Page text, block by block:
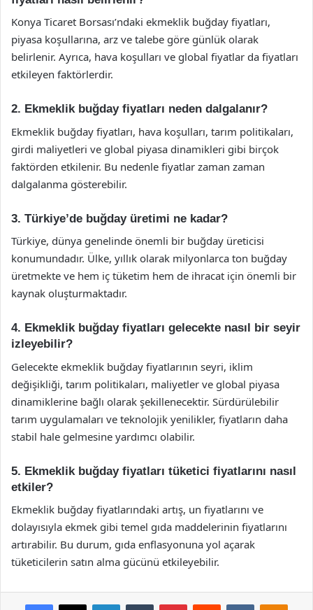
Konya Ticaret Borsası’ndaki ekmeklik buğday fiyatları,
piyasa koşullarına, arz ve talebe göre günlük olarak
belirlenir. Ayrıca, hava koşulları ve global fiyatlar da fiyatları
etkileyen faktörlerdir.
2. Ekmeklik buğday fiyatları neden dalgalanır?
Ekmeklik buğday fiyatları, hava koşulları, tarım politikaları,
girdi maliyetleri ve global piyasa dinamikleri gibi birçok
faktörden etkilenir. Bu nedenle fiyatlar zaman zaman
dalgalanma gösterebilir.
3. Türkiye’de buğday üretimi ne kadar?
Türkiye, dünya genelinde önemli bir buğday üreticisi
konumundadır. Ülke, yıllık olarak milyonlarca ton buğday
üretmekte ve hem iç tüketim hem de ihracat için önemli bir
kaynak oluşturmaktadır.
4. Ekmeklik buğday fiyatları gelecekte nasıl bir seyir
izleyebilir?
Gelecekte ekmeklik buğday fiyatlarının seyri, iklim
değişikliği, tarım politikaları, maliyetler ve global piyasa
dinamiklerine bağlı olarak şekillenecektir. Sürdürülebilir
tarım uygulamaları ve teknolojik yenilikler, fiyatların daha
stabil hale gelmesine yardımcı olabilir.
5. Ekmeklik buğday fiyatları tüketici fiyatlarını nasıl
etkiler?
Ekmeklik buğday fiyatlarındaki artış, un fiyatlarını ve
dolayısıyla ekmek gibi temel gıda maddelerinin fiyatlarını
artırabilir. Bu durum, gıda enflasyonuna yol açarak
tüketicilerin satın alma gücünü etkileyebilir.
Facebook
X LinkedInTumblr PinterestReddit VKontakte